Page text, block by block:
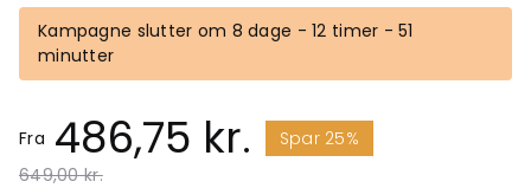
Kampagne slutter om 8 dage - 12 timer - 51
minutter
Fra 486,75 kr.
Spar 25%
Pris nedsat fra
649,00 kr.til